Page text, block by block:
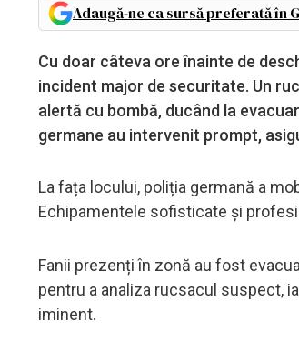
Adaugă-ne ca sursă preferată în
Cu doar câteva ore înainte de
incident major de securitate. Un
alertă cu bombă, ducând la
germane au intervenit prompt,
La fața locului, poliția germană a
Echipamentele sofisticate și
Fanii prezenți în zonă au fost
pentru a analiza rucsacul suspect,
iminent.